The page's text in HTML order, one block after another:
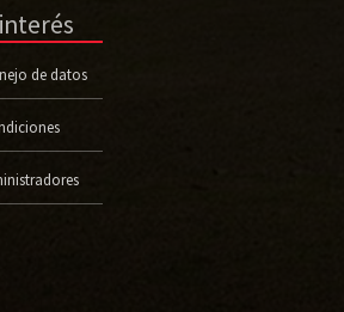
de datos